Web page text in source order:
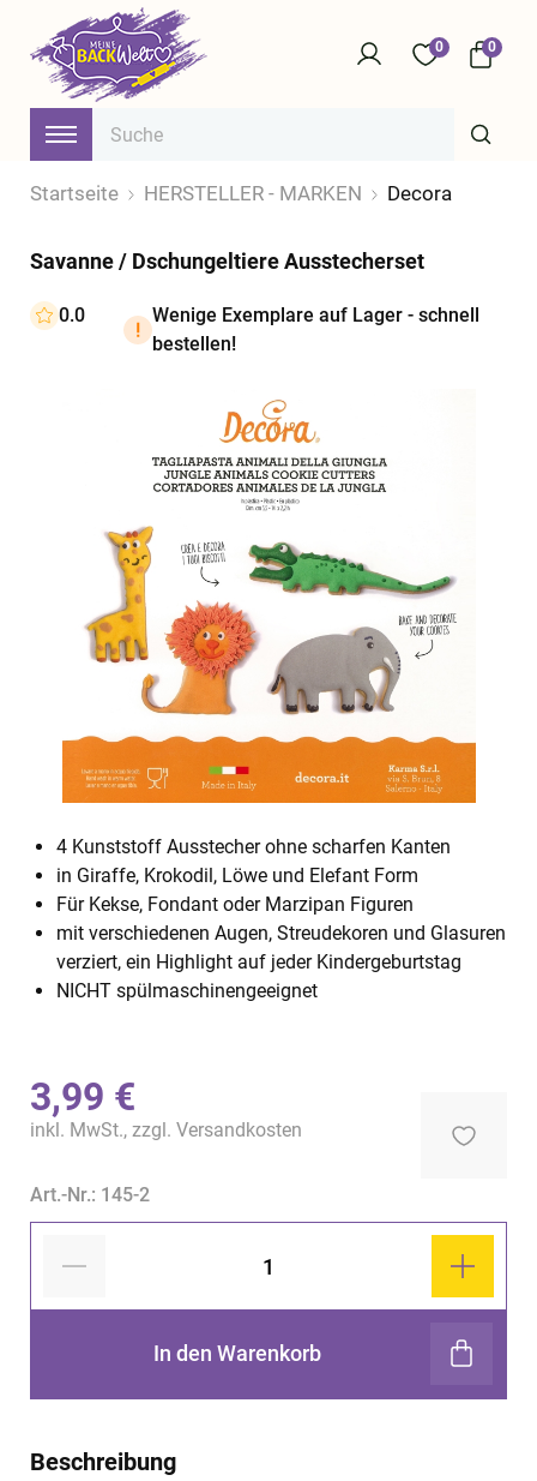
0 0
Startseite HERSTELLER - MARKEN Decora
Savanne / Dschungeltiere Ausstecherset
0.0
Wenige Exemplare auf Lager - schnell
bestellen!
4 Kunststoff Ausstecher ohne scharfen Kanten
in Giraffe, Krokodil, Löwe und Elefant Form
Für Kekse, Fondant oder Marzipan Figuren
mit verschiedenen Augen, Streudekoren und Glasuren
verziert, ein Highlight auf jeder Kindergeburtstag
NICHT spülmaschinengeeignet
3,99 €
inkl. MwSt., zzgl. Versandkosten
Art.-Nr.: 145-2
In den Warenkorb
Beschreibung